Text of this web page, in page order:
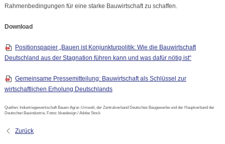
Rahmenbedingungen für eine starke Bauwirtschaft zu schaffen.
Download
Positionspapier „Bauen ist Konjunkturpolitik: Wie die Bauwirtschaft
Deutschland aus der Stagnation führen kann und was dafür nötig ist“
Gemeinsame Pressemitteilung: Bauwirtschaft als Schlüssel zur
wirtschaftlichen Erholung Deutschlands
Quellen: Industriegewerkschaft Bauen-Agrar-Umwelt, der Zentralverband Deutsches Baugewerbe und der Hauptverband der
Deutschen Bauindustrie, Fotos: bluedesign / Adobe Stock
Zurück